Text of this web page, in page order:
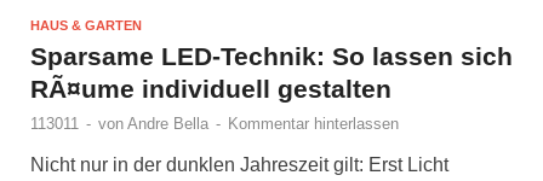
HAUS & GARTEN
Sparsame LED-Technik: So lassen sich
RÃ¤ume individuell gestalten
113011 - von Andre Bella - Kommentar hinterlassen
Nicht nur in der dunklen Jahreszeit gilt: Erst Licht